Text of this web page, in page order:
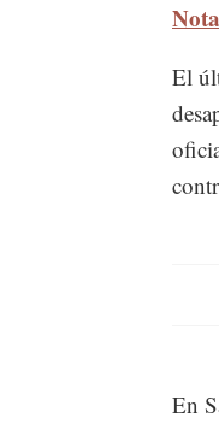
El
En